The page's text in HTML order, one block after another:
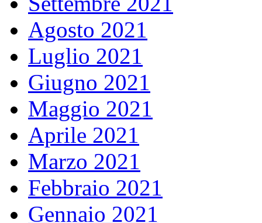
Agosto 2021
Luglio 2021
Giugno 2021
Maggio 2021
Aprile 2021
Marzo 2021
Febbraio 2021
Gennaio 2021